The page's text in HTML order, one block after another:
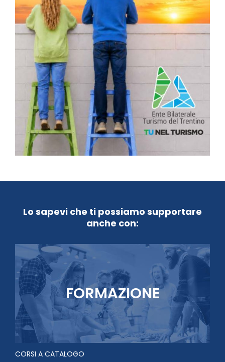
Lo sapevi che ti possiamo supportare
anche con:
FORMAZIONE
CORSI A CATALOGO